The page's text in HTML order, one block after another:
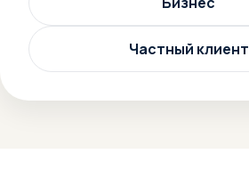
Частный клиент